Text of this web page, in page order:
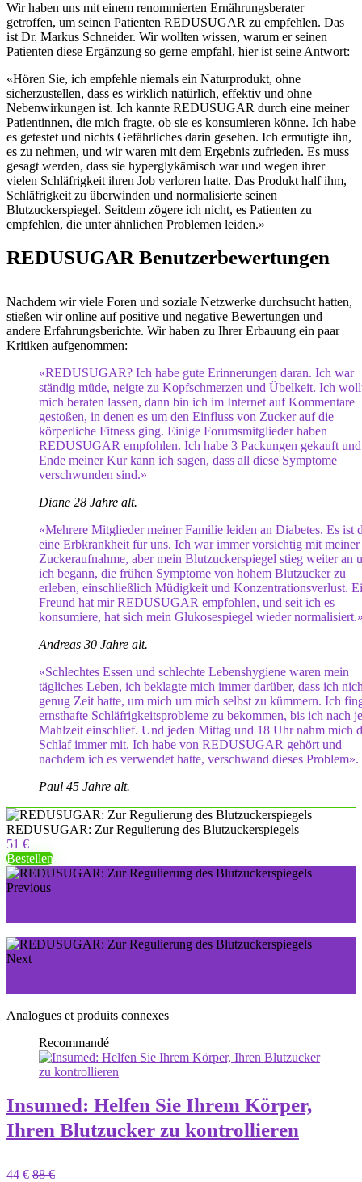
Wir haben uns mit einem renommierten Ernährungsberater
getroffen, um seinen Patienten REDUSUGAR zu empfehlen. Das
ist Dr. Markus Schneider. Wir wollten wissen, warum er seinen
Patienten diese Ergänzung so gerne empfahl, hier ist seine Antwort:
«Hören Sie, ich empfehle niemals ein Naturprodukt, ohne
sicherzustellen, dass es wirklich natürlich, effektiv und ohne
Nebenwirkungen ist. Ich kannte REDUSUGAR durch eine meiner
Patientinnen, die mich fragte, ob sie es konsumieren könne. Ich habe
es getestet und nichts Gefährliches darin gesehen. Ich ermutigte ihn,
es zu nehmen, und wir waren mit dem Ergebnis zufrieden. Es muss
gesagt werden, dass sie hyperglykämisch war und wegen ihrer
vielen Schläfrigkeit ihren Job verloren hatte. Das Produkt half ihm,
Schläfrigkeit zu überwinden und normalisierte seinen
Blutzuckerspiegel. Seitdem zögere ich nicht, es Patienten zu
empfehlen, die unter ähnlichen Problemen leiden.»
REDUSUGAR Benutzerbewertungen
Nachdem wir viele Foren und soziale Netzwerke durchsucht hatten,
stießen wir online auf positive und negative Bewertungen und
andere Erfahrungsberichte. Wir haben zu Ihrer Erbauung ein paar
Kritiken aufgenommen:
«REDUSUGAR? Ich habe gute Erinnerungen daran. Ich war
ständig müde, neigte zu Kopfschmerzen und Übelkeit. Ich
mich beraten lassen, dann bin ich im Internet auf Kommentare
gestoßen, in denen es um den Einfluss von Zucker auf die
körperliche Fitness ging. Einige Forumsmitglieder haben
REDUSUGAR empfohlen. Ich habe 3 Packungen gekauft
Ende meiner Kur kann ich sagen, dass all diese Symptome
verschwunden sind.»
Diane 28 Jahre alt.
«Mehrere Mitglieder meiner Familie leiden an Diabetes. Es ist
eine Erbkrankheit für uns. Ich war immer vorsichtig mit meiner
Zuckeraufnahme, aber mein Blutzuckerspiegel stieg weiter an
ich begann, die frühen Symptome von hohem Blutzucker zu
erleben, einschließlich Müdigkeit und Konzentrationsverlust.
Freund hat mir REDUSUGAR empfohlen, und seit ich es
konsumiere, hat sich mein Glukosespiegel wieder
Andreas 30 Jahre alt.
«Schlechtes Essen und schlechte Lebenshygiene waren mein
tägliches Leben, ich beklagte mich immer darüber, dass ich
genug Zeit hatte, um mich um mich selbst zu kümmern. Ich
ernsthafte Schläfrigkeitsprobleme zu bekommen, bis ich nach
Mahlzeit einschlief. Und jeden Mittag und 18 Uhr nahm mich
Schlaf immer mit. Ich habe von REDUSUGAR gehört und
nachdem ich es verwendet hatte, verschwand dieses Problem».
Paul 45 Jahre alt.
REDUSUGAR: Zur Regulierung des Blutzuckerspiegels
51 €
Bestellen
Previous
Next
Analogues et produits connexes
Recommandé
Insumed: Helfen Sie Ihrem Körper,
Ihren Blutzucker zu kontrollieren
44 € 88 €